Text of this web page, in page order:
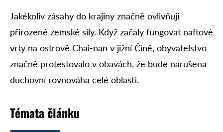
Jakékoliv zásahy do krajiny značně ovlivňují
přirozené zemské síly. Když začaly fungovat naftové
vrty na ostrově Chai-nan v jižní Číně, obyvatelstvo
značně protestovalo v obavách, že bude narušena
duchovní rovnováha celé oblasti.
Témata článku